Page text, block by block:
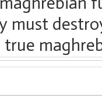
must